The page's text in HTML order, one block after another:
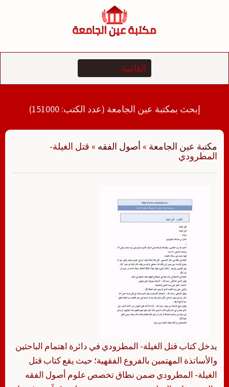
إبحث بمكتبة عين الجامعة (عدد الكتب: 151000)
مكتبة عين الجامعة » أصول الفقه » قتل الغيلة-
المطرودي
يدخل كتاب قتل الغيلة- المطرودي في دائرة اهتمام الباحثين
والأساتذة المهتمين بالفروع الفقهية؛ حيث يقع كتاب قتل
الغيلة- المطرودي ضمن نطاق تخصص علوم أصول الفقه